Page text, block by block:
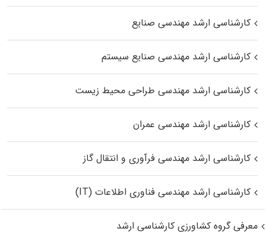
کارشناسی ارشد مهندسی صنایع
کارشناسی ارشد مهندسی صنایع سیستم
کارشناسی ارشد مهندسی طراحی محیط زیست
کارشناسی ارشد مهندسی عمران
کارشناسی ارشد مهندسی فرآوری و انتقال گاز
کارشناسی ارشد مهندسی فناوری اطلاعات (IT)
معرفی گروه کشاورزی کارشناسی ارشد